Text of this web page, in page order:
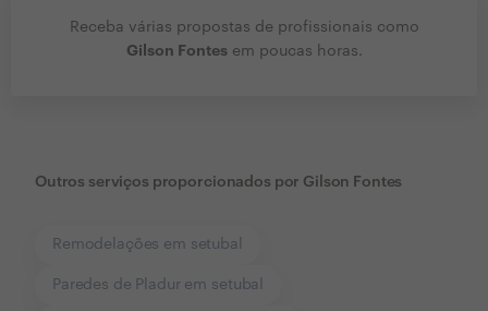
Receba várias propostas de profissionais como
Gilson Fontesem poucas horas.
Outros serviços proporcionados por Gilson Fontes
Remodelações em setubal
Paredes de Pladur em setubal